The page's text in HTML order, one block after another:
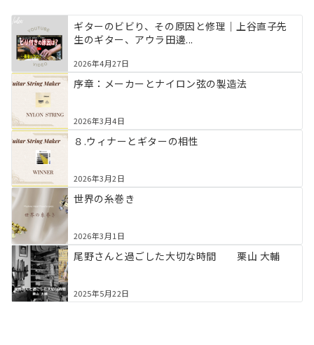
ギターのビビり、その原因と修理｜上谷直子先
生のギター、アウラ田邊...
2026年4月27日
序章：メーカーとナイロン弦の製造法
2026年3月4日
８.ウィナーとギターの相性
2026年3月2日
世界の糸巻き
2026年3月1日
尾野さんと過ごした大切な時間 栗山 大輔
2025年5月22日